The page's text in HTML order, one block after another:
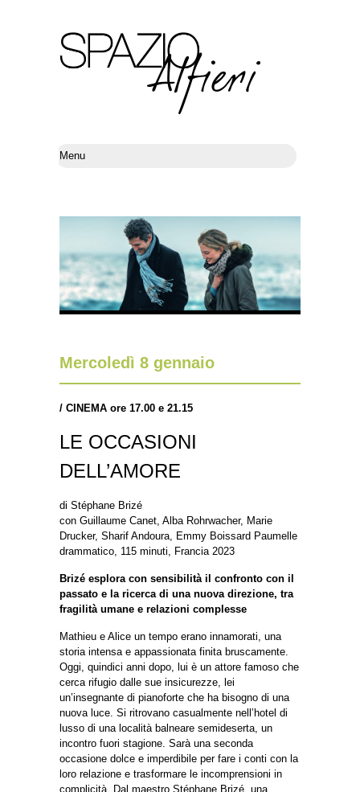
Mercoledì 8 gennaio
/ CINEMA ore 17.00 e 21.15
LE OCCASIONI
DELL’AMORE
di Stéphane Brizé
con Guillaume Canet, Alba Rohrwacher, Marie
Drucker, Sharif Andoura, Emmy Boissard Paumelle
drammatico, 115 minuti, Francia 2023
Brizé esplora con sensibilità il confronto con il
passato e la ricerca di una nuova direzione, tra
fragilità umane e relazioni complesse
Mathieu e Alice un tempo erano innamorati, una
storia intensa e appassionata finita bruscamente.
Oggi, quindici anni dopo, lui è un attore famoso che
cerca rifugio dalle sue insicurezze, lei
un’insegnante di pianoforte che ha bisogno di una
nuova luce. Si ritrovano casualmente nell’hotel di
lusso di una località balneare semideserta, un
incontro fuori stagione. Sarà una seconda
occasione dolce e imperdibile per fare i conti con la
loro relazione e trasformare le incomprensioni in
complicità. Dal maestro Stéphane Brizé, una